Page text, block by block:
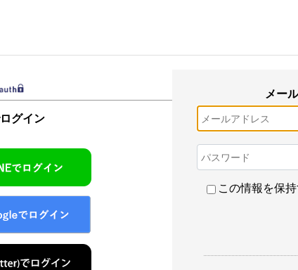
グイン
メー
この情報を保